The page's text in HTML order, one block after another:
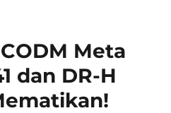
Meta
dan DR-H